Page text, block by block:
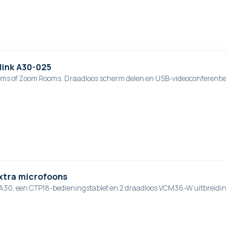
A30-025
of Zoom Rooms. Draadloos scherm delen en USB-
microfoons
een CTP18-bedieningstablet en 2 draadloos VCM36-W